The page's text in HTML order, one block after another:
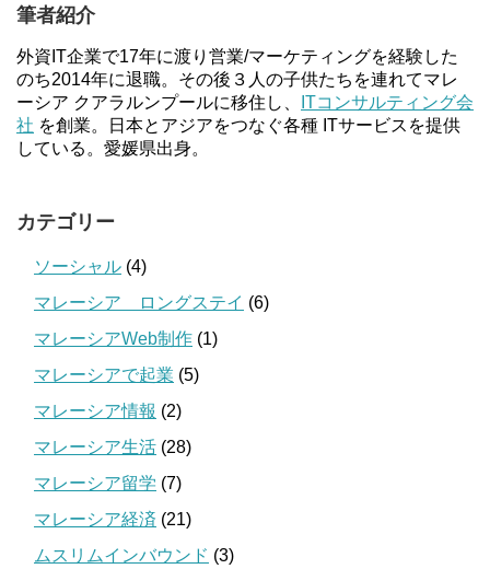
筆者紹介
外資IT企業で17年に渡り営業/マーケティングを経験した
のち2014年に退職。その後３人の子供たちを連れてマレ
ーシア クアラルンプールに移住し、
ITコンサルティング会
社 を創業。日本とアジアをつなぐ各種 ITサービスを提供
している。愛媛県出身。
カテゴリー
ソーシャル (4)
マレーシア ロングステイ (6)
マレーシアWeb制作 (1)
マレーシアで起業 (5)
マレーシア情報 (2)
マレーシア生活 (28)
マレーシア留学 (7)
マレーシア経済 (21)
ムスリムインバウンド (3)